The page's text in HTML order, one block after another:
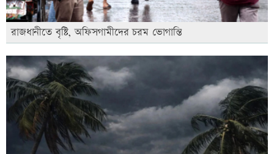
রাজধানীতে বৃষ্টি, অফিসগামীদের চরম ভোগান্তি